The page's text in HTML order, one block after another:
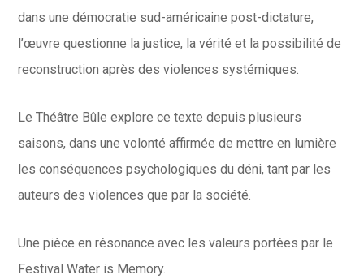
dans une démocratie sud-américaine post-dictature,
l’œuvre questionne la justice, la vérité et la possibilité de
reconstruction après des violences systémiques.
Le Théâtre Bûle explore ce texte depuis plusieurs
saisons, dans une volonté affirmée de mettre en lumière
les conséquences psychologiques du déni, tant par les
auteurs des violences que par la société.
Une pièce en résonance avec les valeurs portées par le
Festival Water is Memory.